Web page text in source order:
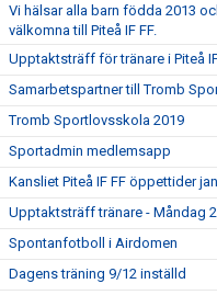
Vi hälsar alla barn födda 2013
välkomna till Piteå IF FF.
Upptaktsträff för tränare i Piteå
Samarbetspartner till Tromb
Tromb Sportlovsskola 2019
Sportadmin medlemsapp
Kansliet Piteå IF FF öppettider
Upptaktsträff tränare - Måndag
Spontanfotboll i Airdomen
Dagens träning 9/12 inställd